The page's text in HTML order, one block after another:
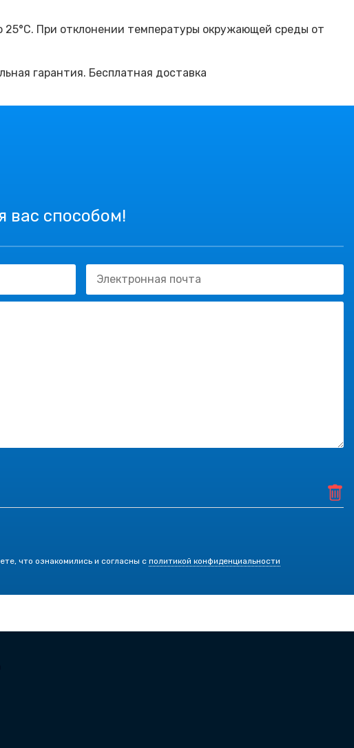
25°C. При отклонении температуры окружающей среды от
гарантия. Бесплатная доставка
вас способом!
что ознакомились и согласны с политикой конфиденциальности